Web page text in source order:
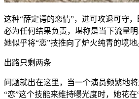
这种“薛定谔的恋情”，进可攻退可守
必为任何结果负责，堪称是当下流量明
她似乎将“恋”技推向了炉火纯青的境地
出路只剩两条
问题就出在这里，当一个演员频繁地
“恋”这个技能来维持曝光度时，她花